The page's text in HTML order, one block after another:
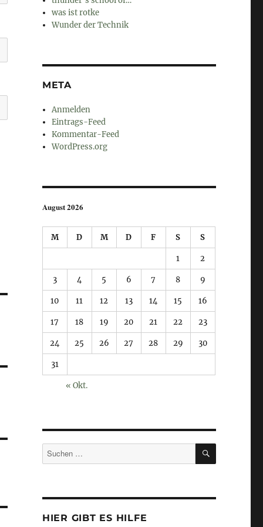
was ist rotke
Wunder der Technik
META
Anmelden
Eintrags-Feed
Kommentar-Feed
WordPress.org
August 2026
M D M D F S S
1 2
3 4 5 6 7 8 9
10 11 12 13 14 15 16
17 18 19 20 21 22 23
24 25 26 27 28 29 30
31
« Okt.
Suchen
nach:
SUCHEN
HIER GIBT ES HILFE